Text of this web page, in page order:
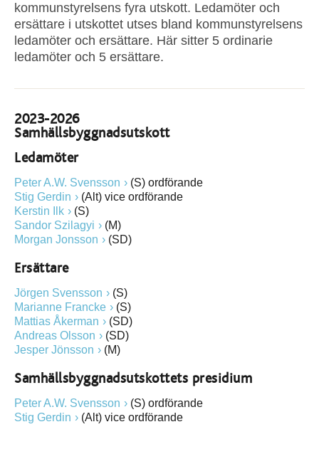
kommunstyrelsens fyra utskott. Ledamöter och
ersättare i utskottet utses bland kommunstyrelsens
ledamöter och ersättare. Här sitter 5 ordinarie
ledamöter och 5 ersättare.
2023-2026
Samhällsbyggnadsutskott
Ledamöter
Peter A.W. Svensson
(S) ordförande
Stig Gerdin
(Alt) vice ordförande
Kerstin Ilk
(S)
Sandor Szilagyi
(M)
Morgan Jonsson
(SD)
Ersättare
Jörgen Svensson
(S)
Marianne Francke
(S)
Mattias Åkerman
(SD)
Andreas Olsson
(SD)
Jesper Jönsson
(M)
Samhällsbyggnadsutskottets presidium
Peter A.W. Svensson
(S) ordförande
Stig Gerdin
(Alt) vice ordförande